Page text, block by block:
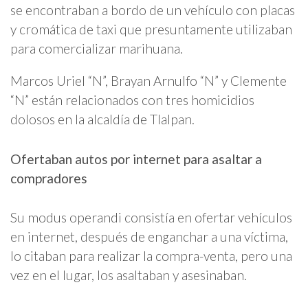
se encontraban a bordo de un vehículo con placas
y cromática de taxi que presuntamente utilizaban
para comercializar marihuana.
Marcos Uriel “N”, Brayan Arnulfo “N” y Clemente
“N” están relacionados con tres homicidios
dolosos en la alcaldía de Tlalpan.
Ofertaban autos por internet para asaltar a
compradores
Su modus operandi consistía en ofertar vehículos
en internet, después de enganchar a una víctima,
lo citaban para realizar la compra-venta, pero una
vez en el lugar, los asaltaban y asesinaban.